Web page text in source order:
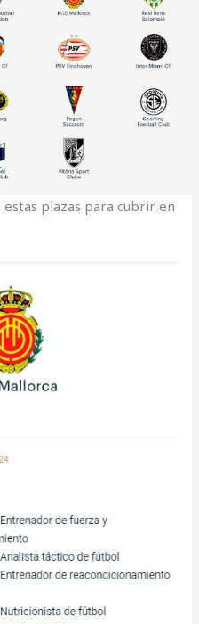
plazas para cubrir en